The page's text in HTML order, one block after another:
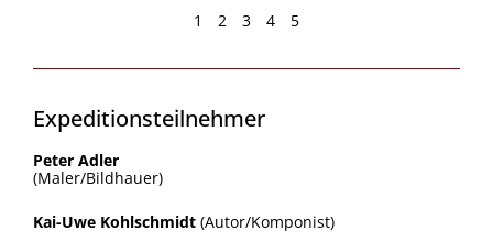
1 2 3 4 5
Expeditionsteilnehmer
Peter Adler
(Maler/Bildhauer)
Kai-Uwe Kohlschmidt (Autor/Komponist)